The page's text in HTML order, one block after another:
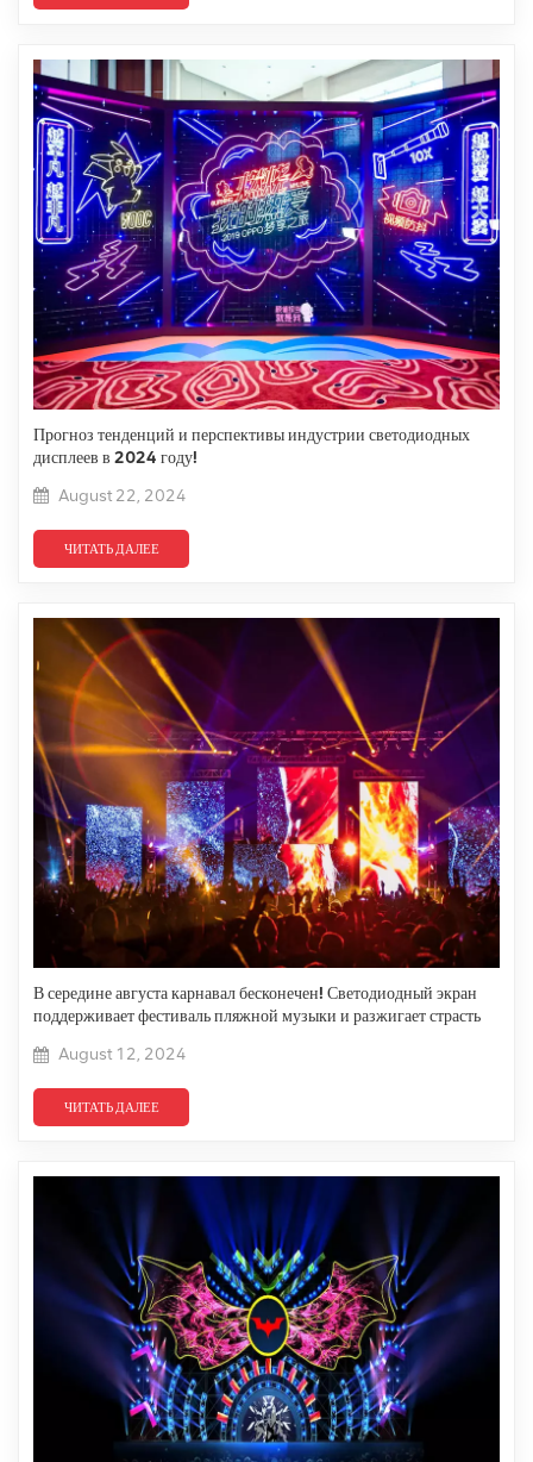
Прогноз тенденций и перспективы индустрии светодиодных
дисплеев в 2024 году!
August 22, 2024
ЧИТАТЬ ДАЛЕЕ
В середине августа карнавал бесконечен! Светодиодный экран
поддерживает фестиваль пляжной музыки и разжигает страсть
August 12, 2024
ЧИТАТЬ ДАЛЕЕ